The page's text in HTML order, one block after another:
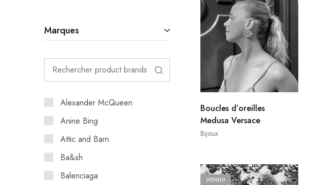
Bijoux
Boucles d’oreilles
Medusa Versace
VENDU
Marques
Alexander McQueen
Anine Bing
Attic and Barn
Ba&sh
Balenciaga